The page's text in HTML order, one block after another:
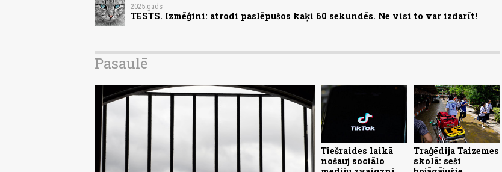
2025.gads
TESTS. Izmēģini: atrodi paslēpušos kaķi 60 sekundēs. Ne visi to var izdarīt!
Pasaulē
Tiešraides laikā
nošauj sociālo
Traģēdija Taizemes
skolā: seši